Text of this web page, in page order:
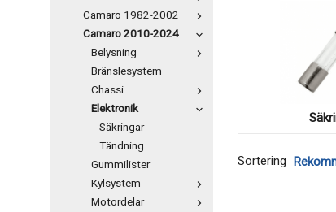
Camaro 1982-2002
Camaro 2010-2024
Belysning
Bränslesystem
Chassi
Elektronik
Säkringar
Tändning
Gummilister
Kylsystem
Motordelar
Sortering